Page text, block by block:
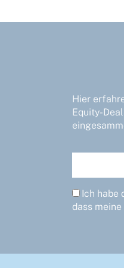
Hier
Equity-
Ich habe
dass